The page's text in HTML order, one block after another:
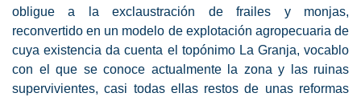
obligue a la exclaustración de frailes y monjas,
reconvertido en un modelo de explotación agropecuaria de
cuya existencia da cuenta el topónimo La Granja, vocablo
con el que se conoce actualmente la zona y las ruinas
supervivientes, casi todas ellas restos de unas reformas